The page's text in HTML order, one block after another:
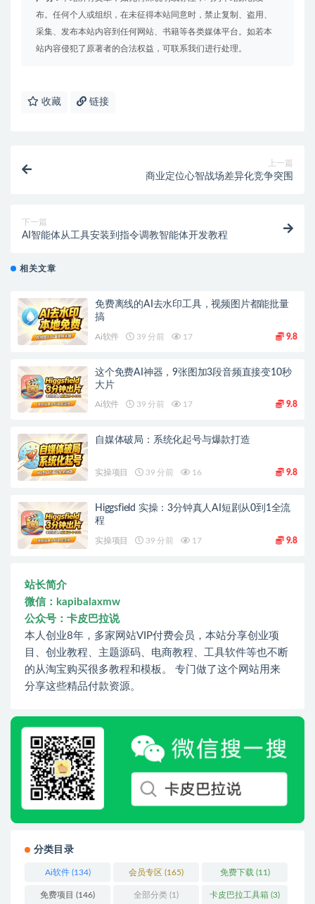
布。任何个人或组织，在未征得本站同意时，禁止复制、盗用、
采集、发布本站内容到任何网站、书籍等各类媒体平台。如若本
站内容侵犯了原著者的合法权益，可联系我们进行处理。
收藏 链接
上一篇
商业定位心智战场差异化竞争突围
下一篇
AI智能体从工具安装到指令调教智能体开发教程
相关文章
免费离线的AI去水印工具，视频图片都能批量
搞
Ai软件 39 分前 17 9.8
这个免费AI神器，9张图加3段音频直接变10秒
大片
Ai软件 39 分前 17 9.8
自媒体破局：系统化起号与爆款打造
实操项目 39 分前 16 9.8
Higgsfield 实操：3分钟真人AI短剧从0到1全流
程
实操项目 39 分前 17 9.8
站长简介
微信：kapibalaxmw
公众号：卡皮巴拉说
本人创业8年，多家网站VIP付费会员，本站分享创业项
目、创业教程、主题源码、电商教程、工具软件等也不断
的从淘宝购买很多教程和模板。 专门做了这个网站用来
分享这些精品付款资源。
分类目录
Ai软件(134) 会员专区 (165) 免费下载 (11)
免费项目 (146) 全部分类 (1) 卡皮巴拉工具箱 (3)